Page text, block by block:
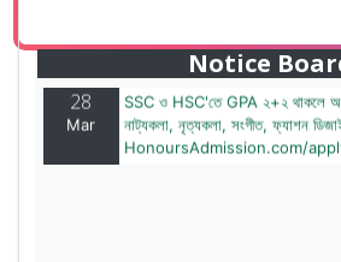
Notice
লিংকঃ
28
Mar
SSC ও HSC'তে GPA ২+২ থাকলে
নাট্যকলা, নৃত্যকলা, সংগীত, ফ্যাশন
HonoursAdmission.com/